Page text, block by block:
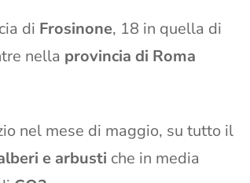
di Frosinone, 18 in quella di
nella provincia di Roma
nel mese di maggio, su tutto il
e arbusti che in media